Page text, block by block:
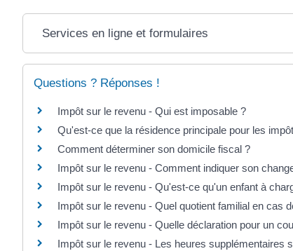
Services en ligne et formulaires
Questions ? Réponses !
Impôt sur le revenu - Qui est imposable ?
Qu'est-ce que la résidence principale pour les
Comment déterminer son domicile fiscal ?
Impôt sur le revenu - Comment indiquer son
Impôt sur le revenu - Qu'est-ce qu'un enfant à
Impôt sur le revenu - Quel quotient familial en cas
Impôt sur le revenu - Quelle déclaration pour un
Impôt sur le revenu - Les heures supplémentaires